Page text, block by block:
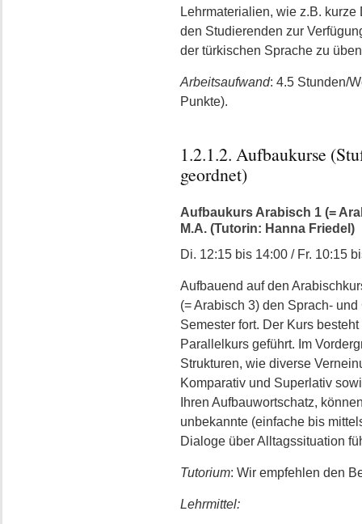
Lehrmaterialien, wie z.B.
den Studierenden zur
der türkischen Sprache zu
Arbeitsaufwand: 4.5 Stunden/
Punkte).
1.2.1.2. Aufbaukurse
geordnet)
Aufbaukurs Arabisch 1 (=
M.A. (Tutorin: Hanna Friedel)
Di. 12:15 bis 14:00 / Fr. 10:15
Aufbauend auf den
(= Arabisch 3) den Sprach-
Semester fort. Der Kurs
Parallelkurs geführt. Im
Strukturen, wie diverse
Komparativ und Superlativ
Ihren Aufbauwortschatz,
unbekannte (einfache bis
Dialoge über Alltagssituation
Tutorium: Wir empfehlen den
Lehrmittel: